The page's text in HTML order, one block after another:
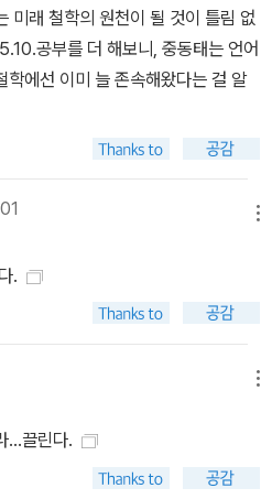
필연적으로 바깥에서 사고해야만
태도 아니고 수동태도 아닌 그 중간
용어이다. 언어학자 벤베니스트는,
능동과 수동의 대립을 넘어, 주어
냐가 문제가 되는 능동과 중동의
으로서 중동이 있다는 가설에 이른
건으로서의 행위 그 자체가 먼저였
, 자유의지를 부여하고, 책임을 묻게
렵습니다. 왜냐하면 우리가 쓰는 말
새 이분법으로 빠져들고 맙니다.
로 ‘열심히 노력하든가’ 아니면 수
중 하나인 것처럼, 혹은 능동 아니면
거죠. 이야기의 끝은 결국 ‘노력하
미래 철학의 원천이 될 것이 틀림 없
공부를 더 해보니, 중동태는 언어
학에선 이미 늘 존속해왔다는 걸 알
.
...끌린다.